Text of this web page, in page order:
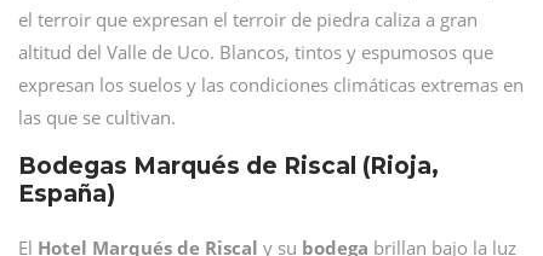
el terroir que expresan el terroir de piedra caliza a gran
altitud del Valle de Uco. Blancos, tintos y espumosos que
expresan los suelos y las condiciones climáticas extremas en
las que se cultivan.
Bodegas Marqués de Riscal (Rioja,
España)
El Hotel Marqués de Riscal y su bodega brillan bajo la luz